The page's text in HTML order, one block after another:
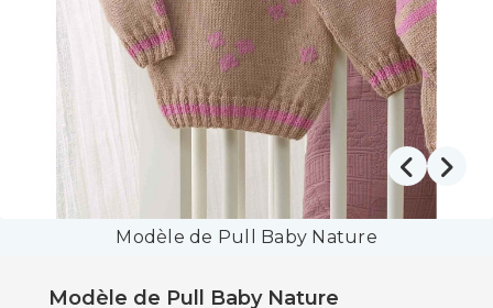
Modèle de Pull Baby Nature
Modèle de Pull Baby Nature